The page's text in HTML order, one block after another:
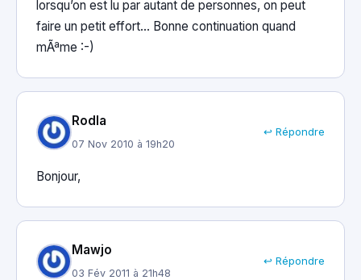
lorsqu’on est lu par autant de personnes, on peut
faire un petit effort… Bonne continuation quand
mÃªme :-)
Rodla
07 Nov 2010 à 19h20
↩ Répondre
Bonjour,
Mawjo
03 Fév 2011 à 21h48
↩ Répondre